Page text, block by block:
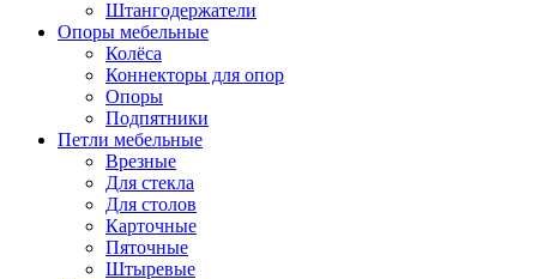
Штангодержатели
Опоры мебельные
Колёса
Коннекторы для опор
Опоры
Подпятники
Петли мебельные
Врезные
Для стекла
Для столов
Карточные
Пяточные
Штыревые